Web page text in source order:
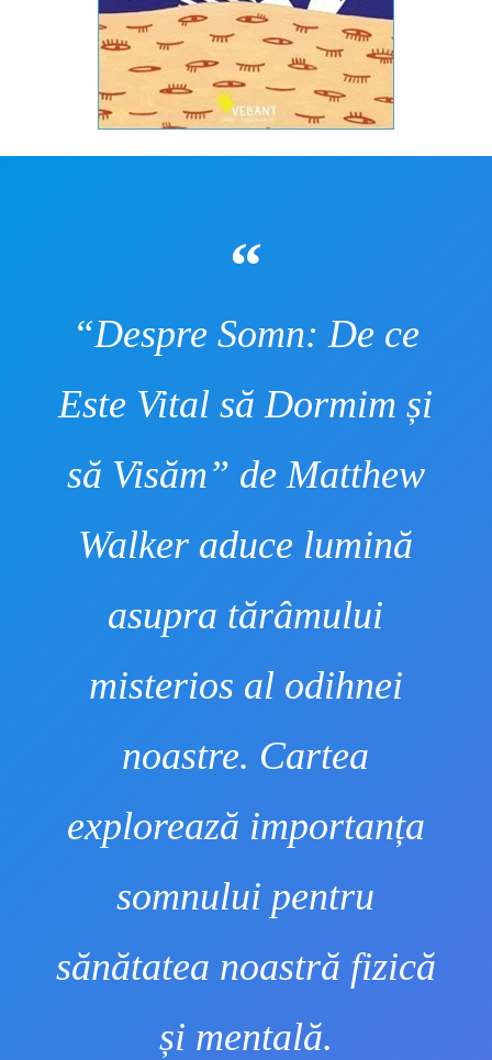
“Despre Somn: De ce
Este Vital să Dormim și
să Visăm” de Matthew
Walker aduce lumină
asupra tărâmului
misterios al odihnei
noastre. Cartea
explorează importanța
somnului pentru
sănătatea noastră fizică
și mentală.